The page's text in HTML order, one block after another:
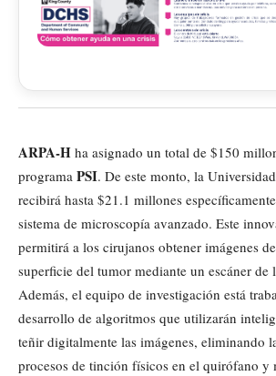
ARPA-H ha asignado un total de $150
programa PSI. De este monto, la
recibirá hasta $21.1 millones
sistema de microscopía avanzado. Este
permitirá a los cirujanos obtener imágenes
superficie del tumor mediante un escáner de
Además, el equipo de investigación está
desarrollo de algoritmos que utilizarán
teñir digitalmente las imágenes, eliminando
procesos de tinción físicos en el quirófano y